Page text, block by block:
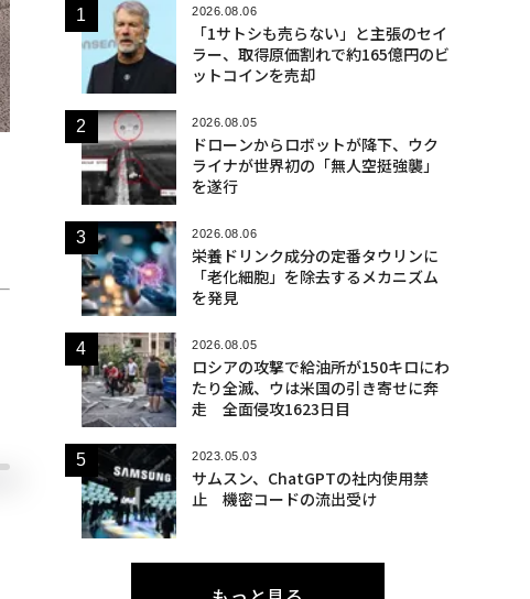
2026.08.06
「1サトシも売らない」と主張のセイ
ラー、取得原価割れで約165億円のビ
ットコインを売却
2026.08.05
ドローンからロボットが降下、ウク
ライナが世界初の「無人空挺強襲」
を遂行
2026.08.06
栄養ドリンク成分の定番タウリンに
「老化細胞」を除去するメカニズム
を発見
2026.08.05
ロシアの攻撃で給油所が150キロにわ
たり全滅、ウは米国の引き寄せに奔
走 全面侵攻1623日目
2023.05.03
サムスン、ChatGPTの社内使用禁
止 機密コードの流出受け